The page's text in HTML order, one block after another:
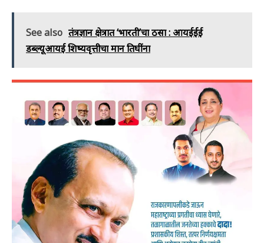
See also तंत्रज्ञान क्षेत्रात ‘भारती’चा ठसा : आयईईई
डब्ल्यूआयई शिष्यवृत्तीचा मान तिघींना